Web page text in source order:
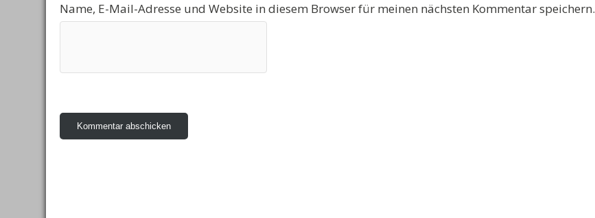
Name, E-Mail-Adresse und Website in diesem Browser für meinen nächsten Kommentar speichern.